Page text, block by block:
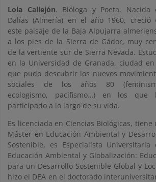
Lola Callejón. Bióloga y Poeta. Nacida
Dalías (Almería) en el año 1960, creció
este paisaje de la Baja Alpujarra
a los pies de la Sierra de Gádor, muy
de la vertiente sur de Sierra Nevada.
en la Universidad de Granada, ciudad
que pudo descubrir los nuevos
sociales de los años 80
ecologismo, pacifismo…) en los que
participado a lo largo de su vida.
Es licenciada en Ciencias Biológicas, tiene
Máster en Educación Ambiental y
Sostenible, es Especialista Universitaria
Educación Ambiental y Globalización:
para un Desarrollo Sostenible Global y
hizo el DEA en el doctorado